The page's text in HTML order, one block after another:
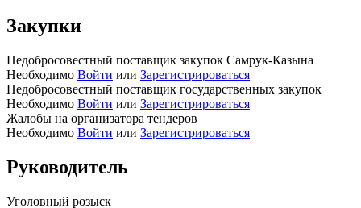
Закупки
Недобросовестный поставщик закупок Самрук-Казына
Необходимо Войти или Зарегистрироваться
Недобросовестный поставщик государственных закупок
Необходимо Войти или Зарегистрироваться
Жалобы на организатора тендеров
Необходимо Войти или Зарегистрироваться
Руководитель
Уголовный розыск